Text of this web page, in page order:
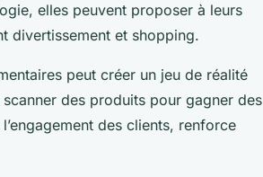
elles peuvent proposer à leurs
divertissement et shopping.
peut créer un jeu de réalité
des produits pour gagner des
des clients, renforce